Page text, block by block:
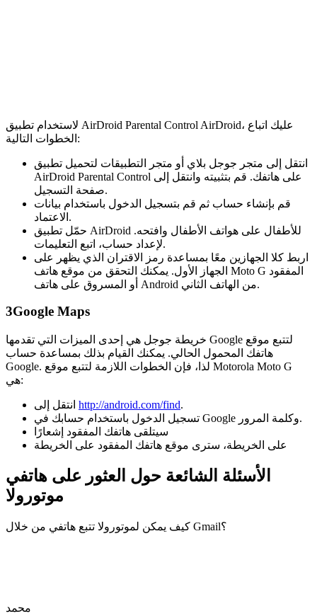
لاستخدام تطبيق AirDroid Parental Control AirDroid، عليك اتباع
الخطوات التالية:
انتقل إلى متجر جوجل بلاي أو متجر التطبيقات لتحميل تطبيق
AirDroid Parental Control على هاتفك. قم بتثبيته وانتقل إلى
صفحة التسجيل.
قم بإنشاء حساب ثم قم بتسجيل الدخول باستخدام بيانات
الاعتماد.
حمّل تطبيق AirDroid للأطفال على هواتف الأطفال وافتحه.
لإعداد حساب، اتبع التعليمات.
اربط كلا الجهازين معًا بمساعدة رمز الاقتران الذي يظهر على
الجهاز الأول. يمكنك التحقق من موقع هاتف Moto G المفقود
أو المسروق على هاتف Android من الهاتف الثاني.
3Google Maps
خريطة جوجل هي إحدى الميزات التي تقدمها Google لتتبع موقع
هاتفك المحمول الحالي. يمكنك القيام بذلك بمساعدة حساب
Google. لذا، فإن الخطوات اللازمة لتتبع موقع Motorola Moto G
هي:
http://android.com/find.
تسجيل الدخول باستخدام حسابك في Google وكلمة المرور.
سيتلقى هاتفك المفقود إشعارًا
على الخريطة، سترى موقع هاتفك المفقود على الخريطة
الأسئلة الشائعة حول العثور على هاتفي
موتورولا
كيف يمكن لموتورولا تتبع هاتفي من خلال Gmail؟
محمد